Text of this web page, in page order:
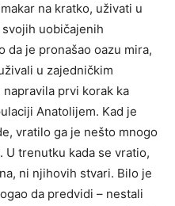
na kratko, uživati u
uobičajenih
da je pronašao oazu mira,
u zajedničkim
prvi korak ka
Anatolijem. Kad je
vratilo ga je nešto mnogo
trenutku kada se vratio,
ni njihovih stvari. Bilo je
da predvidi – nestali